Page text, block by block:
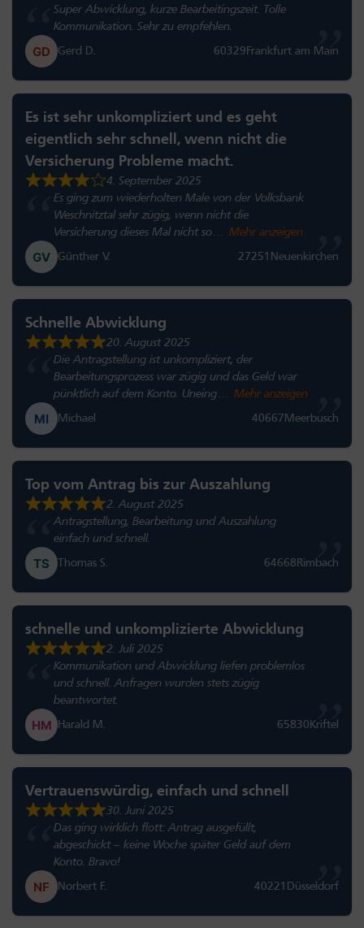
Super Abwicklung, kurze Bearbeitingszeit. Tolle
Kommunikation. Sehr zu empfehlen.
Gerd D.
60329Frankfurt am Main
Es ist sehr unkompliziert und es geht
eigentlich sehr schnell, wenn nicht die
Versicherung Probleme macht.
4. September 2025
Es ging zum wiederholten Male von der Volksbank
Weschnitztal sehr zügig, wenn nicht die
Versicherung dieses Mal nicht so
Mehr anzeigen
Günther V.
27251 Neuenkirchen
Schnelle Abwicklung
20. August 2025
Die Antragstellung ist unkompliziert, der
Bearbeitungsprozess war zügig und das Geld war
pünktlich auf dem Konto. Uneing
Mehr anzeigen
Michael
40667Meerbusch
Top vom Antrag bis zur Auszahlung
2. August 2025
Antragstellung, Bearbeitung und Auszahlung
einfach und schnell.
Thomas S.
64668Rimbach
schnelle und unkomplizierte Abwicklung
2. Juli 2025
Kommunikation und Abwicklung liefen problemlos
und schnell. Anfragen wurden stets zügig
beantwortet.
Harald M.
65830Kriftel
Vertrauenswürdig, einfach und schnell
30. Juni 2025
Das ging wirklich flott: Antrag ausgefüllt,
abgeschickt – keine Woche später Geld auf dem
Konto. Bravo!
Norbert F.
40221 Düsseldorf